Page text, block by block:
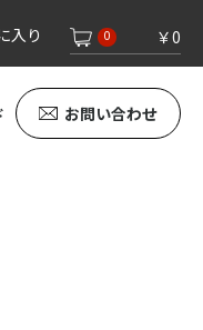
入り 0 ￥0
お問い合わせ